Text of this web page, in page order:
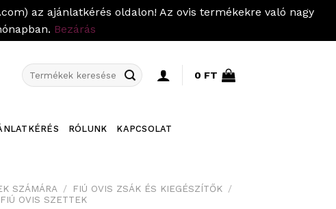
az ajánlatkérés oldalon! Az ovis termékekre való nagy
Bezárás
Keresés
a
0 FT
RÓLUNK KAPCSOLAT
SZÁMÁRA / FIÚ OVIS ZSÁK ÉS KIEGÉSZÍTŐK /
OVIS SZETTEK